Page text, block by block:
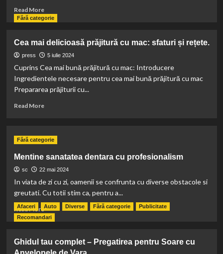
amintirile
Read MoreRead
more
Profesionale
pentru
Atelierul
Tău
Toolsboxservices.ro
Fără categorie
Cea mai delicioasă prăjitură cu mac: sfaturi și rețete.
press 5 iulie 2024
Cuprins Cea mai bună prăjitură cu mac: Introducere
Ingredientele necesare pentru cea mai bună prăjitură cu mac
Prepararea prăjiturii cu...
Read MoreRead
mai
prăjitură
cu
mac:
sfaturi
rețete.
Fără categorie
Mentine sanatatea dentara cu profesionalism
sc 22 mai 2024
In viata de zi cu zi, oamenii se confrunta cu diverse obstacole si
greutati. Cu totii stim ca, pentru a...
Read MoreRead
more
sanatatea
Afaceri Auto Diverse Fără categorie
Publicitate
Recomandari
Ghidul tau complet – Pregatirea pentru Soare cu